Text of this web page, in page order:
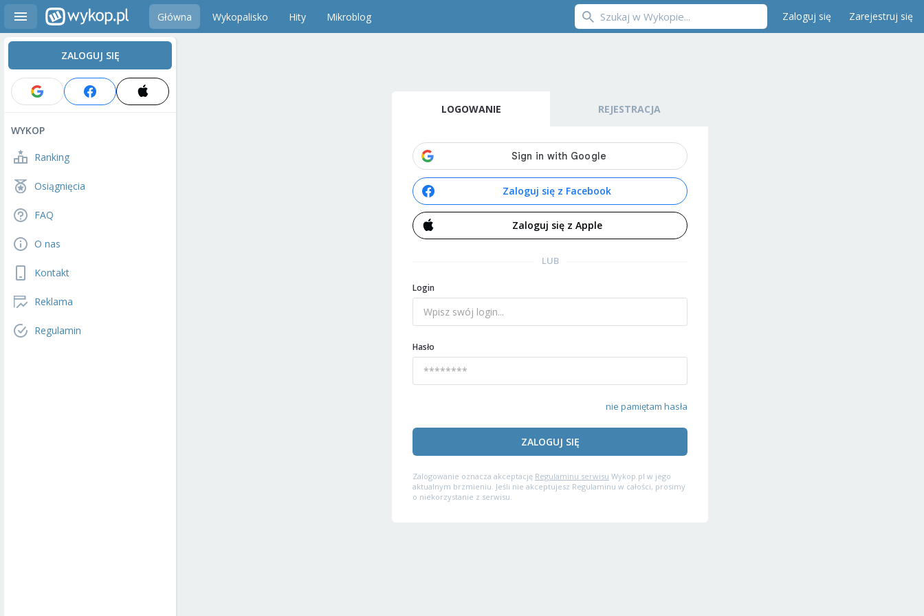
Główna Wykopalisko Hity Mikroblog Zaloguj się Zarejestruj się
ZALOGUJ SIĘ
WYKOP
Ranking
Osiągnięcia
FAQ
O nas
Kontakt
Reklama
Regulamin
LOGOWANIE REJESTRACJA
Zaloguj się z Facebook
Zaloguj się z Apple
LUB
Login
Hasło
nie pamiętam hasła
ZALOGUJ SIĘ
Zalogowanie oznacza akceptację Regulaminu serwisu Wykop.pl w jego
aktualnym brzmieniu. Jeśli nie akceptujesz Regulaminu w całości, prosimy
o niekorzystanie z serwisu.